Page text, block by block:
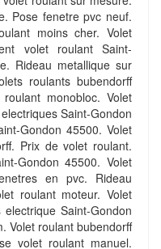
Pose fenetre pvc neuf.
moins cher. Volet
volet roulant Saint-
Rideau metallique sur
roulants bubendorff
monobloc. Volet
Saint-Gondon
Gondon 45500. Volet
Prix de volet roulant.
Gondon 45500. Volet
en pvc. Rideau
roulant moteur. Volet
Saint-Gondon
Volet roulant bubendorff
volet roulant manuel.